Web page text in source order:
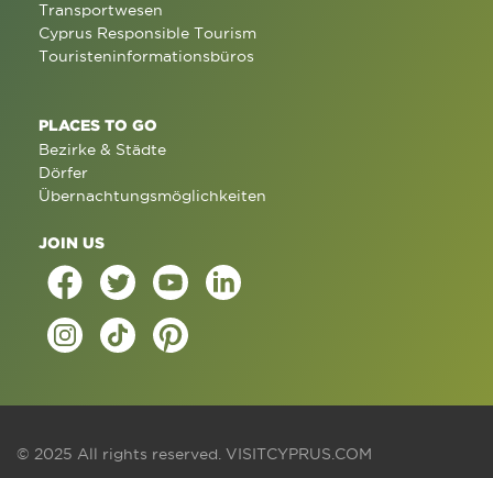
Transportwesen
Cyprus Responsible Tourism
Touristeninformationsbüros
PLACES TO GO
Bezirke & Städte
Dörfer
Übernachtungsmöglichkeiten
JOIN US
© 2025 All rights reserved. VISITCYPRUS.COM